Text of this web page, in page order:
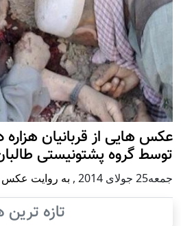
عکس هایی از قربانیان
توسط گروه پشتونیستی
جمعه25 جولای 2014 , به روایت عکس
تازه ترین